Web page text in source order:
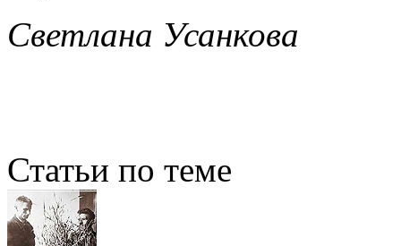
Светлана Усанкова
Статьи по теме